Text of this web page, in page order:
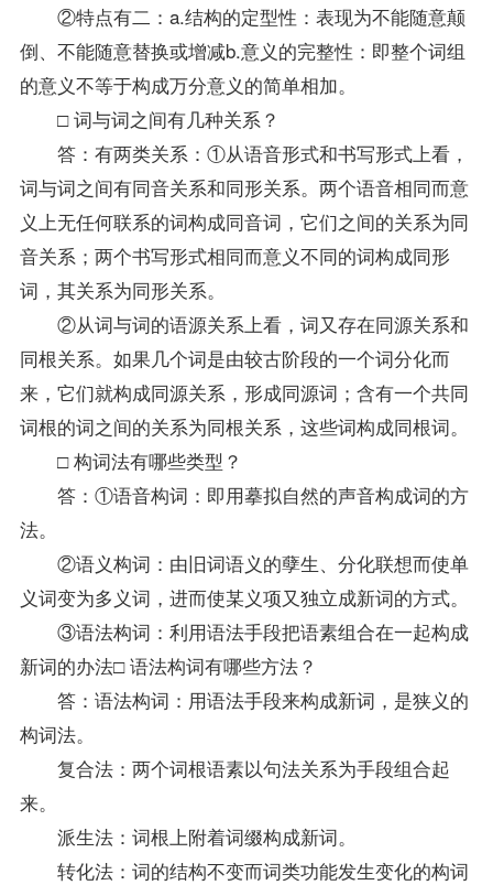
②特点有二：a.结构的定型性：表现为不能随意颠
倒、不能随意替换或增减b.意义的完整性：即整个词组
的意义不等于构成万分意义的简单相加。
□ 词与词之间有几种关系？
答：有两类关系：①从语音形式和书写形式上看，
词与词之间有同音关系和同形关系。两个语音相同而意
义上无任何联系的词构成同音词，它们之间的关系为同
音关系；两个书写形式相同而意义不同的词构成同形
词，其关系为同形关系。
②从词与词的语源关系上看，词又存在同源关系和
同根关系。如果几个词是由较古阶段的一个词分化而
来，它们就构成同源关系，形成同源词；含有一个共同
词根的词之间的关系为同根关系，这些词构成同根词。
□ 构词法有哪些类型？
答：①语音构词：即用摹拟自然的声音构成词的方
法。
②语义构词：由旧词语义的孽生、分化联想而使单
义词变为多义词，进而使某义项又独立成新词的方式。
③语法构词：利用语法手段把语素组合在一起构成
新词的办法□ 语法构词有哪些方法？
答：语法构词：用语法手段来构成新词，是狭义的
构词法。
复合法：两个词根语素以句法关系为手段组合起
来。
派生法：词根上附着词缀构成新词。
转化法：词的结构不变而词类功能发生变化的构词